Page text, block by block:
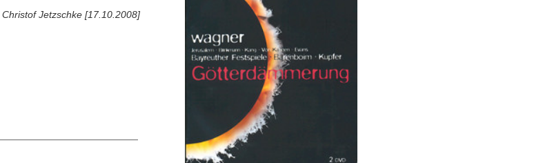
Christof Jetzschke [17.10.2008]